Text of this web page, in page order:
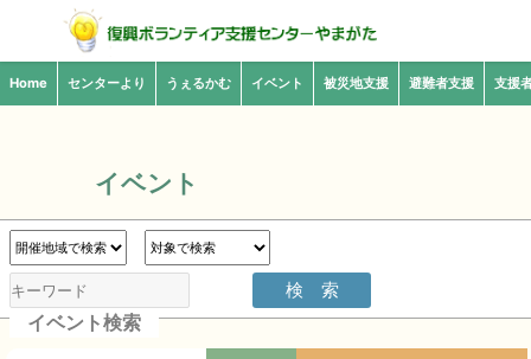
Home センターより うぇるかむ イベント 被災地支援 避難者支援 支援
イベント
イベント検索